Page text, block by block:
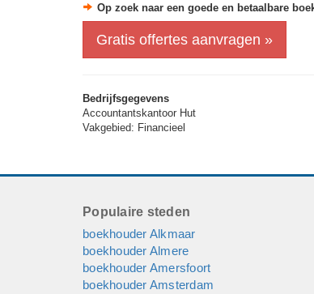
- Advisering op het gebied van
Ons kantoor beschikt over een
Op zoek naar een goede en betaalbare
Gratis offertes aanvragen »
Bedrijfsgegevens
Accountantskantoor Hut
Vakgebied: Financieel
Populaire steden
boekhouder Alkmaar
boekhouder Almere
boekhouder Amersfoort
boekhouder Amsterdam